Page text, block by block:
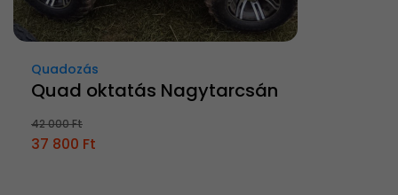
Quadozás
Quad oktatás Nagytarcsán
42 000 Ft
37 800 Ft